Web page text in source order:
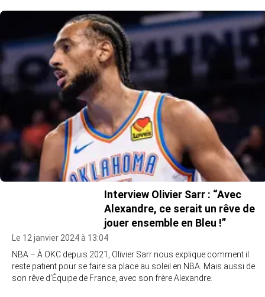
Interview Olivier Sarr : “Avec
Alexandre, ce serait un rêve de
jouer ensemble en Bleu !”
Le 12 janvier 2024 à 13:04
NBA – À OKC depuis 2021, Olivier Sarr nous explique comment il
reste patient pour se faire sa place au soleil en NBA. Mais aussi de
son rêve d’Équipe de France, avec son frère Alexandre.